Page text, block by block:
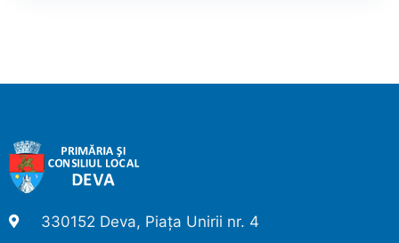
330152 Deva, Piața Unirii nr. 4